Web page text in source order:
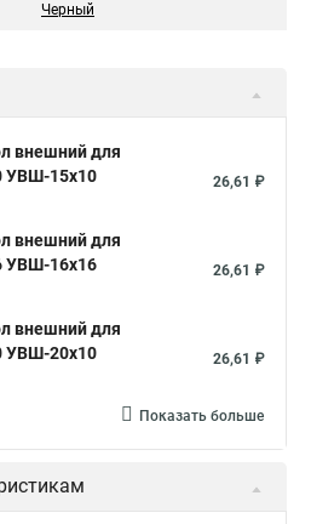
Черный
внешний для
УВШ-15х10
26,61 ₽
внешний для
УВШ-16х16
26,61 ₽
внешний для
УВШ-20х10
26,61 ₽
Показать больше